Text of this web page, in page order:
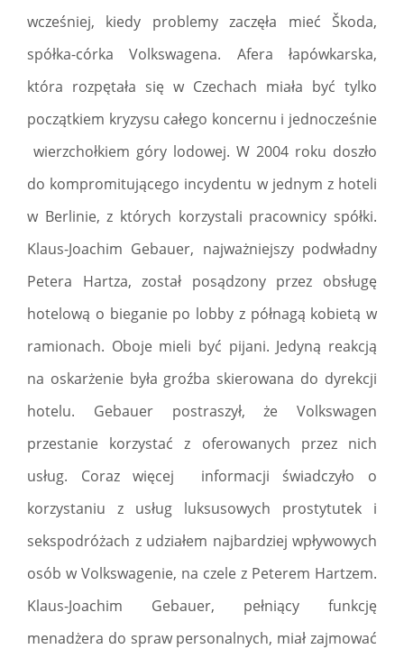
wcześniej, kiedy problemy zaczęła mieć Škoda,
spółka-córka Volkswagena. Afera łapówkarska,
która rozpętała się w Czechach miała być tylko
początkiem kryzysu całego koncernu i jednocześnie
wierzchołkiem góry lodowej. W 2004 roku doszło
do kompromitującego incydentu w jednym z hoteli
w Berlinie, z których korzystali pracownicy spółki.
Klaus-Joachim Gebauer, najważniejszy podwładny
Petera Hartza, został posądzony przez obsługę
hotelową o bieganie po lobby z półnagą kobietą w
ramionach. Oboje mieli być pijani. Jedyną reakcją
na oskarżenie była groźba skierowana do dyrekcji
hotelu. Gebauer postraszył, że Volkswagen
przestanie korzystać z oferowanych przez nich
usług. Coraz więcej informacji świadczyło o
korzystaniu z usług luksusowych prostytutek i
sekspodróżach z udziałem najbardziej wpływowych
osób w Volkswagenie, na czele z Peterem Hartzem.
Klaus-Joachim Gebauer, pełniący funkcję
menadżera do spraw personalnych, miał zajmować